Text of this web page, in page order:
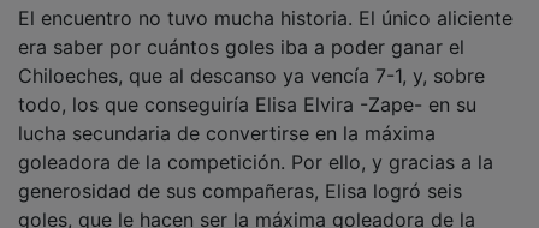
era saber por cuántos goles iba a poder ganar el
Chiloeches, que al descanso ya vencía 7-1, y, sobre
todo, los que conseguiría Elisa Elvira -Zape- en su
lucha secundaria de convertirse en la máxima
goleadora de la competición. Por ello, y gracias a la
generosidad de sus compañeras, Elisa logró seis
goles, que le hacen ser la máxima goleadora de la